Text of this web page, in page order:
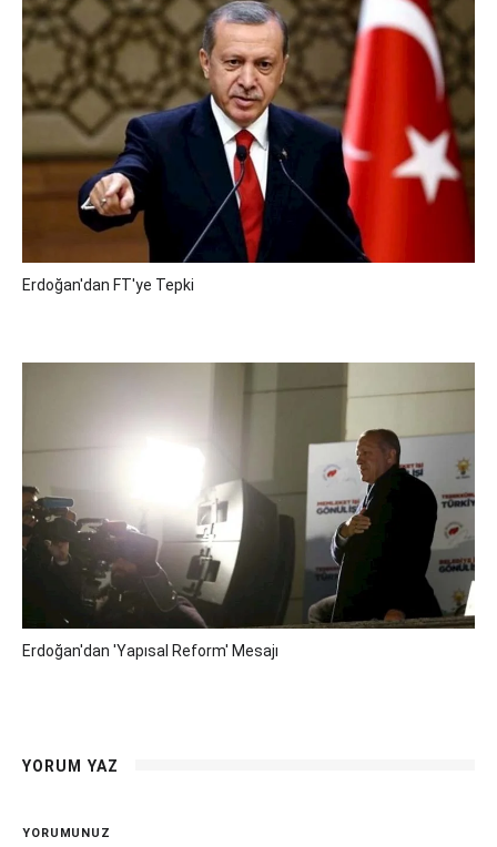
Erdoğan'dan FT'ye Tepki
Erdoğan'dan 'yapısal Reform' Mesajı
YORUM YAZ
YORUMUNUZ